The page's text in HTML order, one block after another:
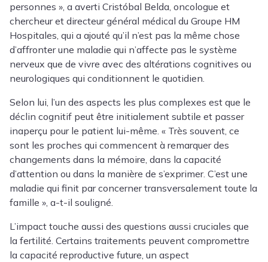
personnes », a averti Cristóbal Belda, oncologue et
chercheur et directeur général médical du Groupe HM
Hospitales, qui a ajouté qu’il n’est pas la même chose
d’affronter une maladie qui n’affecte pas le système
nerveux que de vivre avec des altérations cognitives ou
neurologiques qui conditionnent le quotidien.
Selon lui, l’un des aspects les plus complexes est que le
déclin cognitif peut être initialement subtile et passer
inaperçu pour le patient lui-même. « Très souvent, ce
sont les proches qui commencent à remarquer des
changements dans la mémoire, dans la capacité
d’attention ou dans la manière de s’exprimer. C’est une
maladie qui finit par concerner transversalement toute la
famille », a-t-il souligné.
L’impact touche aussi des questions aussi cruciales que
la fertilité. Certains traitements peuvent compromettre
la capacité reproductive future, un aspect